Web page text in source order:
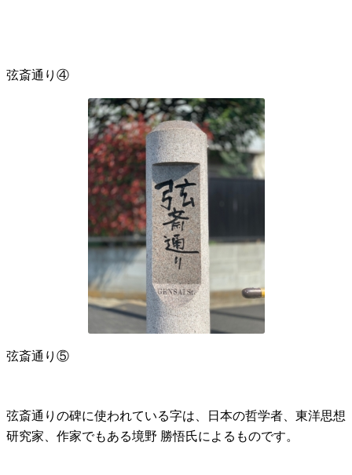
弦斎通り④
弦斎通り⑤
弦斎通りの碑に使われている字は、日本の哲学者、東洋思想
研究家、作家でもある境野 勝悟氏によるものです。